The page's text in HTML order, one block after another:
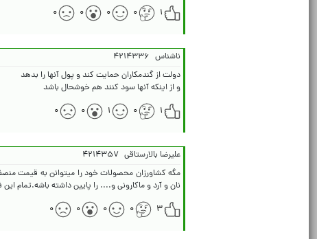
۱
۰ ۰ ۰ ۰
ناشناس ۴۲۱۴۳۳۶
و از اینکه آنها سود کنند هم خوشحال باشد
۱
۰ ۱ ۰ ۰
علیرضا بالارستاقی ۴۲۱۴۳۵۷
مگه کشاورزان محصولات خود را میتوانن به قیمت
نان و آرد و ماکارونی و.... را پایین داشته باشه.تمام
۳
۰ ۰ ۰ ۰